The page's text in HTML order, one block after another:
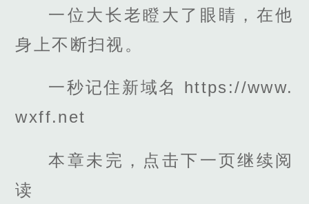
一位大长老瞪大了眼睛，在他
身上不断扫视。
一秒记住新域名 https://www.
wxff.net
本章未完，点击下一页继续阅
读